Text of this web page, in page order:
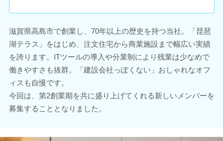
滋賀県高島市で創業し、70年以上の歴史を持つ当社。「琵琶
湖テラス」をはじめ、注文住宅から商業施設まで幅広い実績
を誇ります。ITツールの導入や分業制により残業は少なめで
働きやすさも抜群。「建設会社っぽくない」おしゃれなオフ
ィスも自慢です。
今回は、第2創業期を共に盛り上げてくれる新しいメンバーを
募集することとなりました。